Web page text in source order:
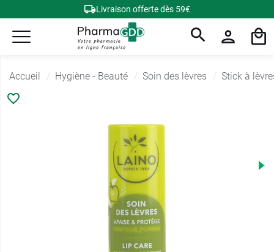
Livraison offerte dès 59€
Accueil Hygiène - Beauté Soin des lèvres Stick à